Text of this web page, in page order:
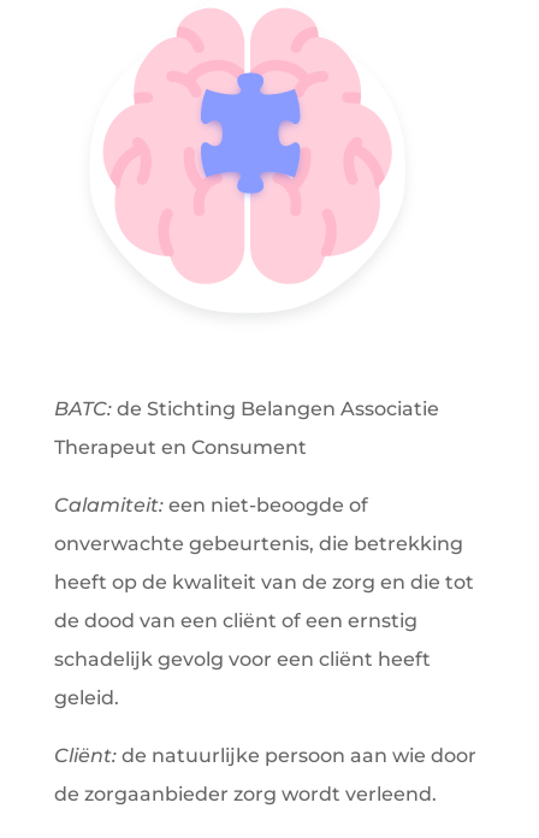
BATC:de Stichting Belangen Associatie
Therapeut en Consument
Calamiteit:een niet-beoogde of
onverwachte gebeurtenis, die betrekking
heeft op de kwaliteit van de zorg en die tot
de dood van een cliënt of een ernstig
schadelijk gevolg voor een cliënt heeft
geleid.
Cliënt:de natuurlijke persoon aan wie door
de zorgaanbieder zorg wordt verleend.